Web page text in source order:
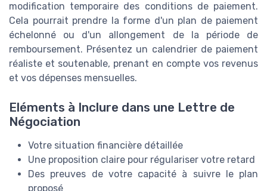
modification temporaire des conditions de paiement.
Cela pourrait prendre la forme d'un plan de paiement
échelonné ou d'un allongement de la période de
remboursement. Présentez un calendrier de paiement
réaliste et soutenable, prenant en compte vos revenus
et vos dépenses mensuelles.
Eléments à Inclure dans une Lettre de
Négociation
Votre situation financière détaillée
Une proposition claire pour régulariser votre retard
Des preuves de votre capacité à suivre le plan
proposé